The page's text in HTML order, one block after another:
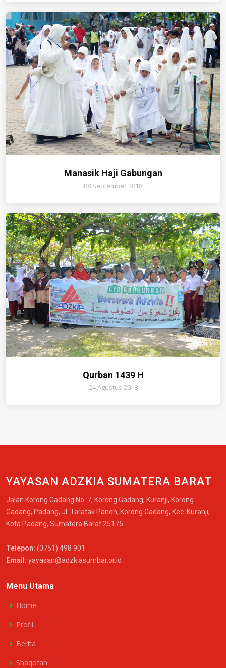
Manasik Haji Gabungan
08 September 2018
Qurban 1439 H
24 Agustus 2018
YAYASAN ADZKIA SUMATERA BARAT
Jalan Korong Gadang No. 7, Korong Gadang, Kuranji, Korong
Gadang, Padang, Jl. Taratak Paneh, Korong Gadang, Kec. Kuranji,
Kota Padang, Sumatera Barat 25175
Telepon: (0751) 498 901
Email: yayasan@adzkiasumbar.or.id
Menu Utama
Home
Profil
Berita
Shaqofah